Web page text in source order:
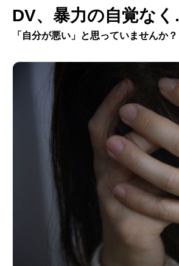
DV、暴力の自覚な
「自分が悪い」と思っていませんか？